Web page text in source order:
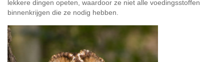
lekkere dingen opeten, waardoor ze niet alle voedingsstoffen
binnenkrijgen die ze nodig hebben.